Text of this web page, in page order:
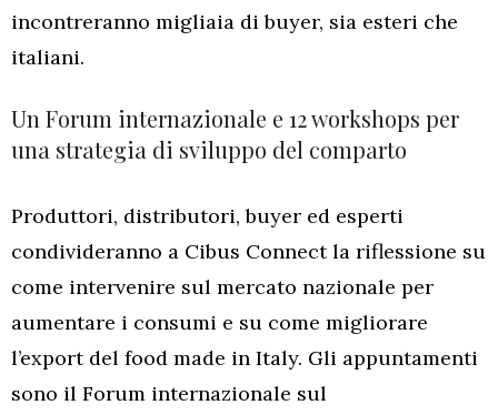
incontreranno migliaia di buyer, sia esteri che
italiani.
Un Forum internazionale e 12 workshops per
una strategia di sviluppo del comparto
Produttori, distributori, buyer ed esperti
condivideranno a Cibus Connect la riflessione su
come intervenire sul mercato nazionale per
aumentare i consumi e su come migliorare
l’export del food made in Italy. Gli appuntamenti
sono il Forum internazionale sul